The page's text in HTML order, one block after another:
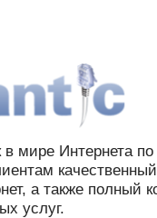
мире Интернета
а также полный
услуг.